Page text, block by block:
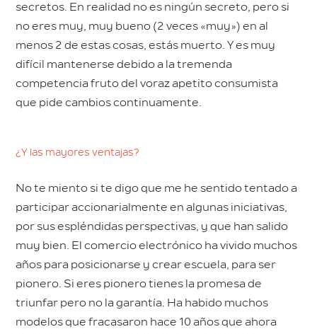
secretos. En realidad no es ningún secreto, pero si
no eres muy, muy bueno (2 veces «muy») en al
menos 2 de estas cosas, estás muerto. Y es muy
difícil mantenerse debido a la tremenda
competencia fruto del voraz apetito consumista
que pide cambios continuamente.
¿Y las mayores ventajas?
No te miento si te digo que me he sentido tentado a
participar accionarialmente en algunas iniciativas,
por sus espléndidas perspectivas, y que han salido
muy bien. El comercio electrónico ha vivido muchos
años para posicionarse y crear escuela, para ser
pionero. Si eres pionero tienes la promesa de
triunfar pero no la garantía. Ha habido muchos
modelos que fracasaron hace 10 años que ahora